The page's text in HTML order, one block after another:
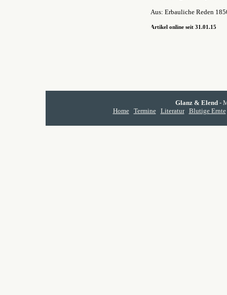
Aus: Erbauliche Reden
Artikel online seit 31.01.15
Glanz & Elend-
Home
Termine Literatur Blutige Ernte